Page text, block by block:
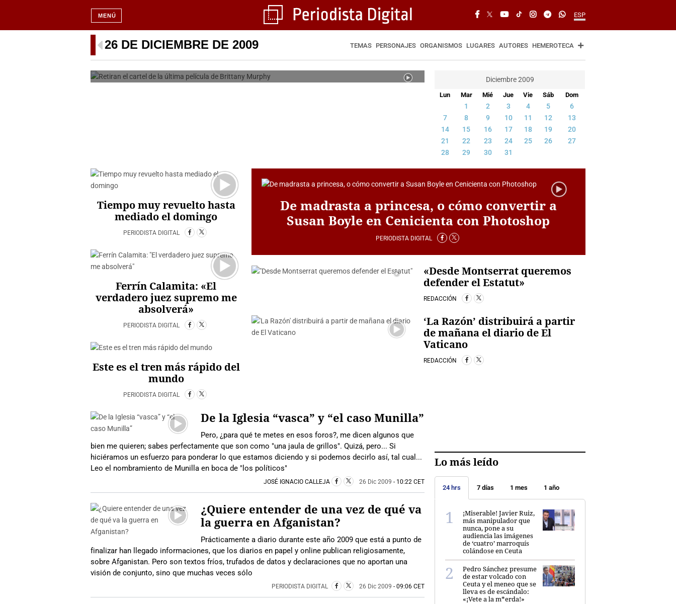
ESP
MENÚ
26 DE DICIEMBRE DE 2009 TEMAS PERSONAJES ORGANISMOS LUGARES AUTORES HEMEROTECA
Retiran el cartel de la última película de Brittany
Murphy
Diciembre 2009
Lun Mar Mié Jue Vie Sáb Dom
1 2 3 4 5
6
7
8 9 10 11 12
13
14
15 16 17 18 19
20
21
22 23 24 25 26
27
28
29 30 31
Tiempo muy revuelto hasta
mediado el domingo
PERIODISTA DIGITAL
Ferrín Calamita: «El
verdadero juez supremo me
absolverá»
PERIODISTA DIGITAL
Este es el tren más rápido del
mundo
PERIODISTA DIGITAL
De madrasta a princesa, o cómo convertir a
Susan Boyle en Cenicienta con Photoshop
PERIODISTA DIGITAL
«Desde Montserrat queremos
defender el Estatut»
REDACCIÓN
‘La Razón’ distribuirá a partir
de mañana el diario de El
Vaticano
REDACCIÓN
De la Iglesia “vasca” y “el caso Munilla”
Pero, ¿para qué te metes en esos foros?, me dicen algunos que
bien me quieren; sabes perfectamente que son como "una jaula de grillos". Quizá, pero... Si
hiciéramos un esfuerzo para ponderar lo que estamos diciendo y si podemos decirlo así, tal cual...
Leo el nombramiento de Munilla en boca de "los políticos"
JOSÉ IGNACIO CALLEJA 26 Dic 2009 - 10:22 CET
¿Quiere entender de una vez de qué va
la guerra en Afganistan?
Prácticamente a diario durante este año 2009 que está a punto de
finalizar han llegado informaciones, que los diarios en papel y online publican religiosamente,
sobre Afganistan. Pero son textos fríos, trufados de datos y declaraciones que no aportan una
visión de conjunto, sino que muchas veces sólo
PERIODISTA DIGITAL 26 Dic 2009 - 09:06 CET
Lo más leído
24 hrs 7 días 1 mes 1 año
¡Miserable! Javier Ruiz,
más manipulador que
nunca, pone a su
audiencia las imágenes
de ‘cuatro’ marroquís
colándose en Ceuta
Pedro Sánchez presume
de estar volcado con
Ceuta y el meneo que se
lleva es de escándalo:
«¡Vete a la m*erda!»